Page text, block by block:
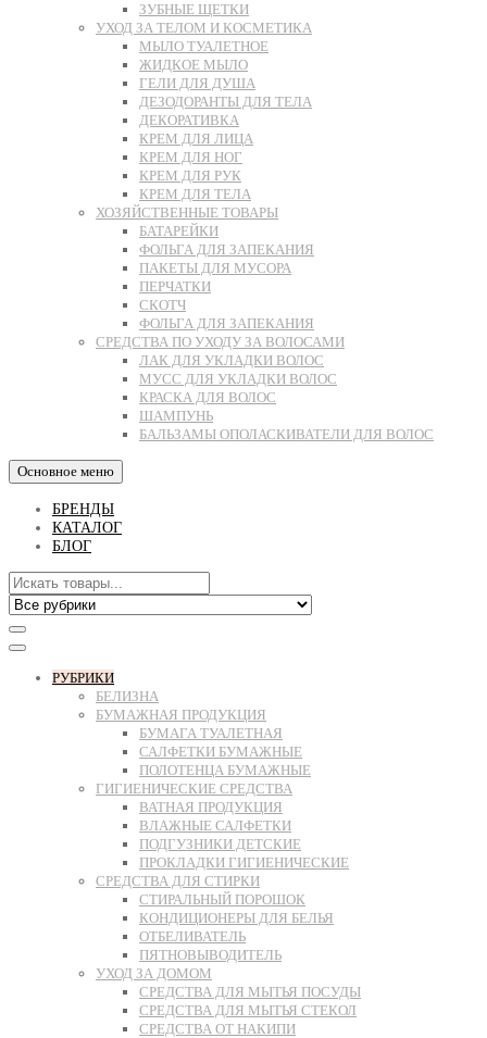
ЗУБНЫЕ ЩЕТКИ
УХОД ЗА ТЕЛОМ И КОСМЕТИКА
МЫЛО ТУАЛЕТНОЕ
ЖИДКОЕ МЫЛО
ГЕЛИ ДЛЯ ДУША
ДЕЗОДОРАНТЫ ДЛЯ ТЕЛА
ДЕКОРАТИВКА
КРЕМ ДЛЯ ЛИЦА
КРЕМ ДЛЯ НОГ
КРЕМ ДЛЯ РУК
КРЕМ ДЛЯ ТЕЛА
ХОЗЯЙСТВЕННЫЕ ТОВАРЫ
БАТАРЕЙКИ
ФОЛЬГА ДЛЯ ЗАПЕКАНИЯ
ПАКЕТЫ ДЛЯ МУСОРА
ПЕРЧАТКИ
СКОТЧ
ФОЛЬГА ДЛЯ ЗАПЕКАНИЯ
СРЕДСТВА ПО УХОДУ ЗА ВОЛОСАМИ
ЛАК ДЛЯ УКЛАДКИ ВОЛОС
МУСС ДЛЯ УКЛАДКИ ВОЛОС
КРАСКА ДЛЯ ВОЛОС
ШАМПУНЬ
БАЛЬЗАМЫ ОПОЛАСКИВАТЕЛИ ДЛЯ ВОЛОС
Основное меню
БРЕНДЫ
КАТАЛОГ
БЛОГ
РУБРИКИ
БЕЛИЗНА
БУМАЖНАЯ ПРОДУКЦИЯ
БУМАГА ТУАЛЕТНАЯ
САЛФЕТКИ БУМАЖНЫЕ
ПОЛОТЕНЦА БУМАЖНЫЕ
ГИГИЕНИЧЕСКИЕ СРЕДСТВА
ВАТНАЯ ПРОДУКЦИЯ
ВЛАЖНЫЕ САЛФЕТКИ
ПОДГУЗНИКИ ДЕТСКИЕ
ПРОКЛАДКИ ГИГИЕНИЧЕСКИЕ
СРЕДСТВА ДЛЯ СТИРКИ
СТИРАЛЬНЫЙ ПОРОШОК
КОНДИЦИОНЕРЫ ДЛЯ БЕЛЬЯ
ОТБЕЛИВАТЕЛЬ
ПЯТНОВЫВОДИТЕЛЬ
УХОД ЗА ДОМОМ
СРЕДСТВА ДЛЯ МЫТЬЯ ПОСУДЫ
СРЕДСТВА ДЛЯ МЫТЬЯ СТЕКОЛ
СРЕДСТВА ОТ НАКИПИ